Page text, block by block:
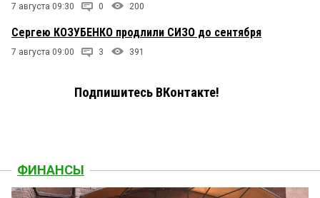
7 августа 09:30 0 200
Сергею КОЗУБЕНКО продлили СИЗО до сентября
7 августа 09:00 3 391
Подпишитесь ВКонтакте!
ФИНАНСЫ